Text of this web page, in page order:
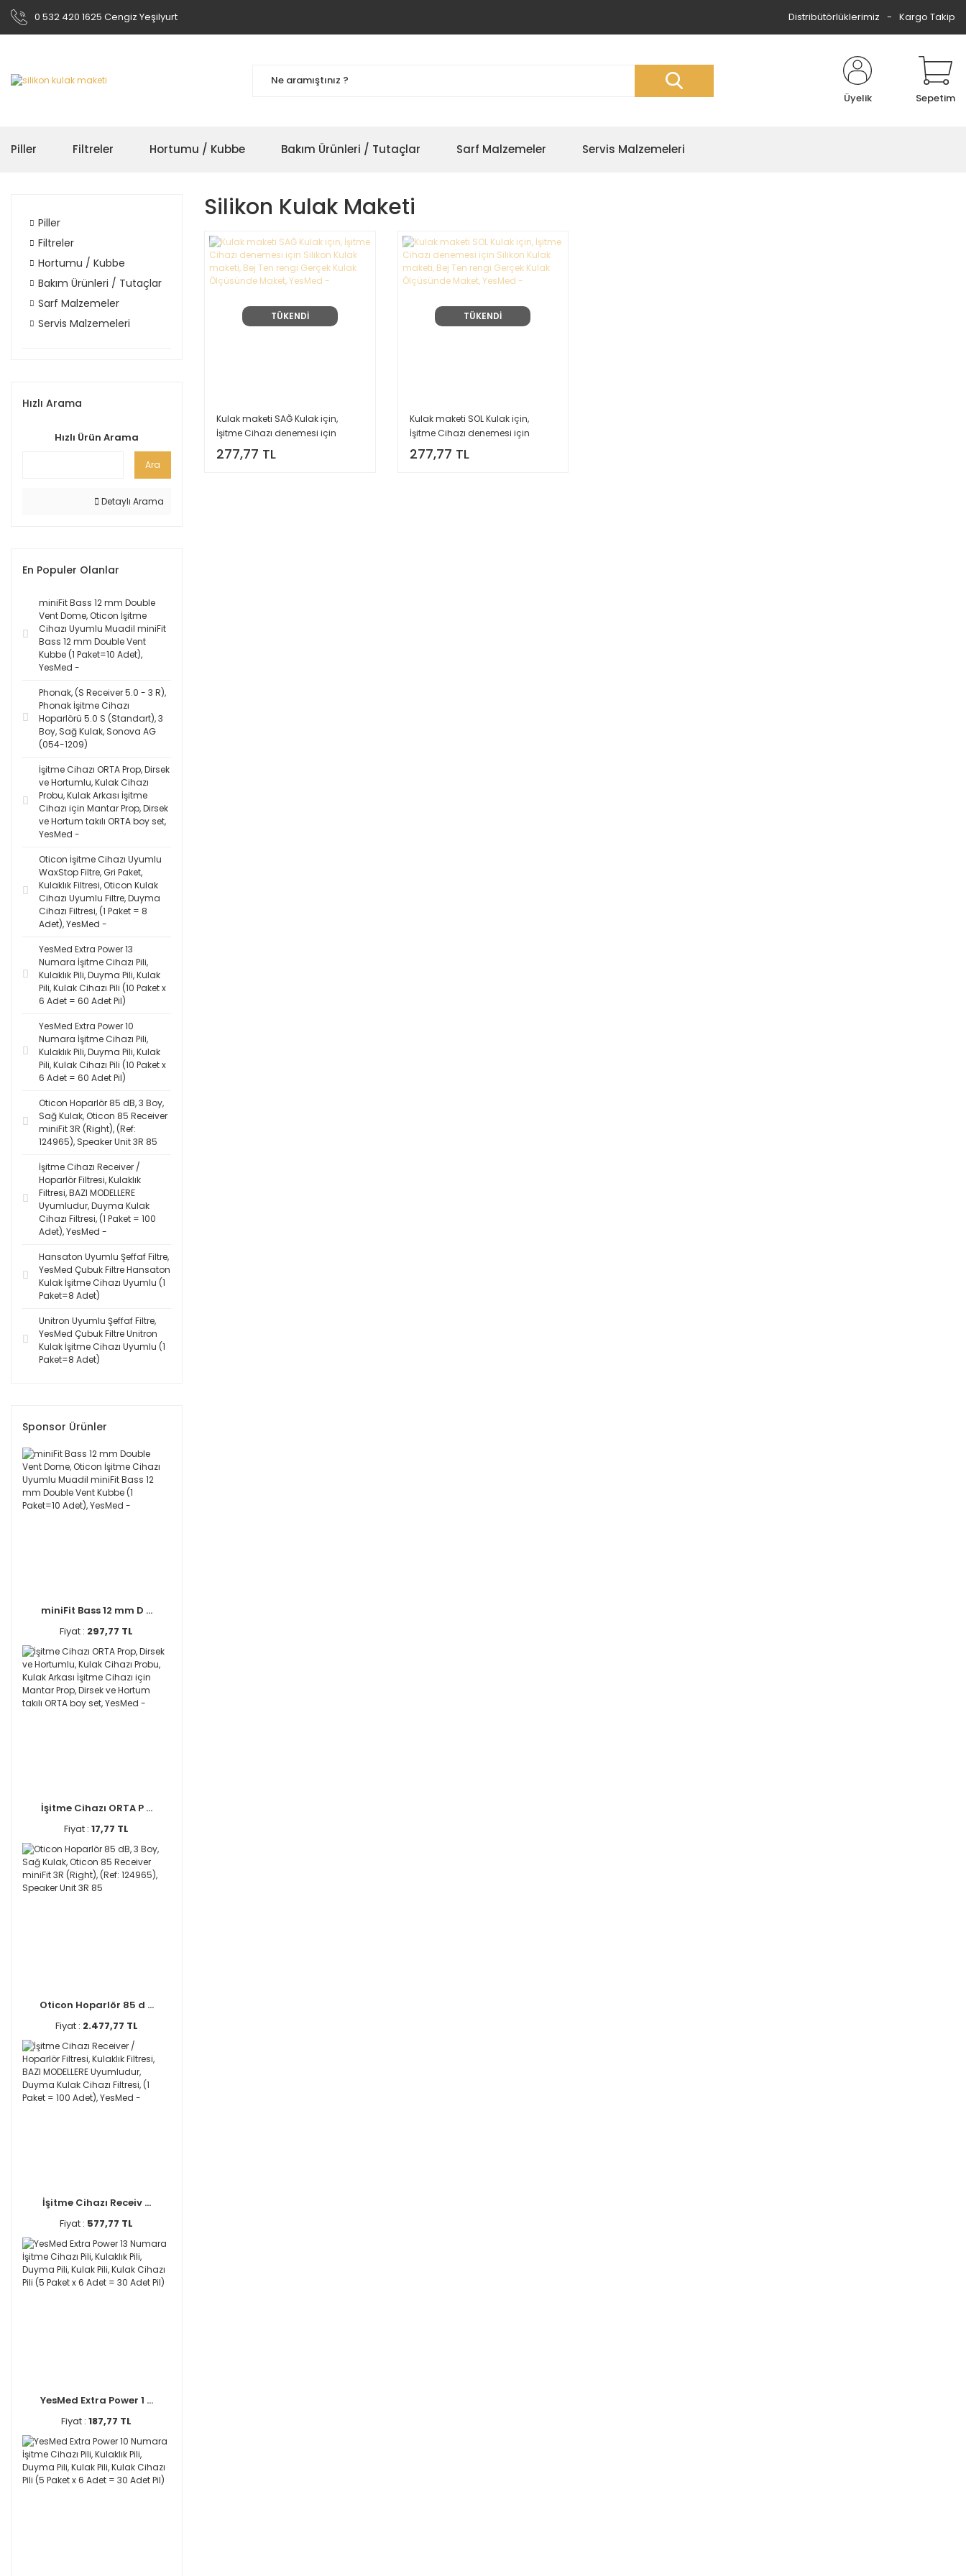
0 532 420 1625 Cengiz Yeşilyurt Distribütörlüklerimiz Kargo Takip
Üyelik Sepetim
Piller Filtreler Hortumu / Kubbe Bakım Ürünleri / Tutaçlar Sarf Malzemeler Servis Malzemeleri
Piller
Filtreler
Hortumu / Kubbe
Bakım Ürünleri / Tutaçlar
Sarf Malzemeler
Servis Malzemeleri
Hızlı Arama
Hızlı Ürün Arama
Ara
Detaylı Arama
En Populer Olanlar
miniFit Bass 12 mm Double
Vent Dome, Oticon İşitme
Cihazı Uyumlu Muadil miniFit
Bass 12 mm Double Vent
Kubbe (1 Paket=10 Adet),
YesMed -
Phonak, (S Receiver 5.0 - 3 R),
Phonak İşitme Cihazı
Hoparlörü 5.0 S (Standart), 3
Boy, Sağ Kulak, Sonova AG
(054-1209)
İşitme Cihazı ORTA Prop, Dirsek
ve Hortumlu, Kulak Cihazı
Probu, Kulak Arkası İşitme
Cihazı için Mantar Prop, Dirsek
ve Hortum takılı ORTA boy set,
YesMed -
Oticon İşitme Cihazı Uyumlu
WaxStop Filtre, Gri Paket,
Kulaklık Filtresi, Oticon Kulak
Cihazı Uyumlu Filtre, Duyma
Cihazı Filtresi, (1 Paket = 8
Adet), YesMed -
YesMed Extra Power 13
Numara İşitme Cihazı Pili,
Kulaklık Pili, Duyma Pili, Kulak
Pili, Kulak Cihazı Pili (10 Paket x
6 Adet = 60 Adet Pil)
YesMed Extra Power 10
Numara İşitme Cihazı Pili,
Kulaklık Pili, Duyma Pili, Kulak
Pili, Kulak Cihazı Pili (10 Paket x
6 Adet = 60 Adet Pil)
Oticon Hoparlör 85 dB, 3 Boy,
Sağ Kulak, Oticon 85 Receiver
miniFit 3R (Right), (Ref:
124965), Speaker Unit 3R 85
İşitme Cihazı Receiver /
Hoparlör Filtresi, Kulaklık
Filtresi, BAZI MODELLERE
Uyumludur, Duyma Kulak
Cihazı Filtresi, (1 Paket = 100
Adet), YesMed -
Hansaton Uyumlu Şeffaf Filtre,
YesMed Çubuk Filtre Hansaton
Kulak İşitme Cihazı Uyumlu (1
Paket=8 Adet)
Unitron Uyumlu Şeffaf Filtre,
YesMed Çubuk Filtre Unitron
Kulak İşitme Cihazı Uyumlu (1
Paket=8 Adet)
Sponsor Ürünler
miniFit Bass 12 mm D ...
Fiyat : 297,77 TL
İşitme Cihazı ORTA P ...
Fiyat :17,77 TL
Oticon Hoparlör 85 d ...
Fiyat : 2.477,77 TL
İşitme Cihazı Receiv ...
Fiyat : 577,77 TL
YesMed Extra Power 1 ...
Fiyat :187,77 TL
Silikon Kulak Maketi
TÜKENDİ
Kulak maketi SAĞ Kulak için,
İşitme Cihazı denemesi için
Silikon Kulak maketi, Bej Ten rengi
Gerçek Kulak Ölçüsünde Maket,
277,77 TL
TÜKENDİ
Kulak maketi SOL Kulak için,
İşitme Cihazı denemesi için
Silikon Kulak maketi, Bej Ten rengi
Gerçek Kulak Ölçüsünde Maket,
277,77 TL